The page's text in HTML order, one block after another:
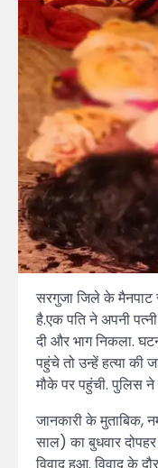
सरगुजा जिले के
है.एक पति ने अपनी
दी और भाग निकला.
पहुंचे तो उन्हें हत्या की
मौके पर पहुंची. पुलिस ने
जानकारी के मुताबिक,
साल) का बुधवार